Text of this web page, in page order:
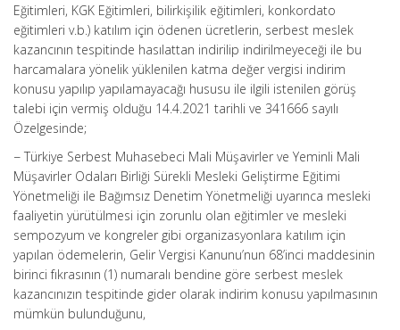
Eğitimleri, KGK Eğitimleri, bilirkişilik eğitimleri, konkordato
eğitimleri v.b.) katılım için ödenen ücretlerin, serbest meslek
kazancının tespitinde hasılattan indirilip indirilmeyeceği ile bu
harcamalara yönelik yüklenilen katma değer vergisi indirim
konusu yapılıp yapılamayacağı hususu ile ilgili istenilen görüş
talebi için vermiş olduğu 14.4.2021 tarihli ve 341666 sayılı
Özelgesinde;
− Türkiye Serbest Muhasebeci Mali Müşavirler ve Yeminli Mali
Müşavirler Odaları Birliği Sürekli Mesleki Geliştirme Eğitimi
Yönetmeliği ile Bağımsız Denetim Yönetmeliği uyarınca mesleki
faaliyetin yürütülmesi için zorunlu olan eğitimler ve mesleki
sempozyum ve kongreler gibi organizasyonlara katılım için
yapılan ödemelerin, Gelir Vergisi Kanunu’nun 68’inci maddesinin
birinci fıkrasının (1) numaralı bendine göre serbest meslek
kazancınızın tespitinde gider olarak indirim konusu yapılmasının
mümkün bulunduğunu,